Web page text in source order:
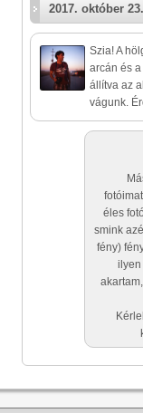
2017. október 23.
Szia! A
arcán és
állítva az
vágunk.
éles
smink
fény)
ilyen